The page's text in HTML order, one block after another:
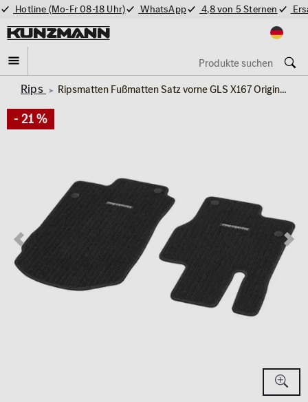
Hotline (Mo-Fr 08-18 Uhr) WhatsApp 4,8 von 5 Sternen
Rips Ripsmatten Fußmatten Satz vorne GLS X167 Original Mercedes-Benz
- 21 %